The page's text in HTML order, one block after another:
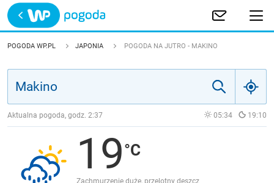
Trwa ładowanie
POLSKA
JAKOŚĆ POWIETRZA
POGODA WP.PL JAPONIA POGODA NA JUTRO - MAKINO
Aktualna pogoda, godz. 2:37 05:34 19:10
19
Zachmurzenie duże, przelotny deszcz